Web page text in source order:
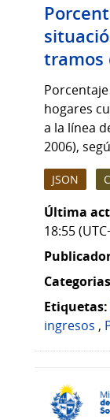
tramos
hogares
a la línea
2006),
JSON
Última
18:55
Etiquetas:
ingresos ,